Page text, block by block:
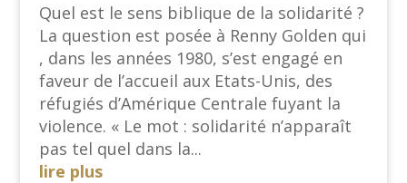
Quel est le sens biblique de la solidarité ?
La question est posée à Renny Golden qui
, dans les années 1980, s’est engagé en
faveur de l’accueil aux Etats-Unis, des
réfugiés d’Amérique Centrale fuyant la
violence. « Le mot : solidarité n’apparaît
pas tel quel dans la...
lire plus